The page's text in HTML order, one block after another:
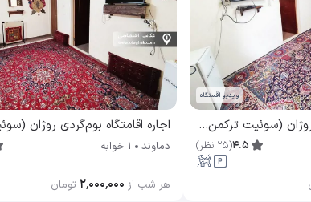
ویدیو اقامتگاه
اجاره اقامتگاه بوم‌گردی روژان (سوئیت ترکمن) دماوند
4.5
(
25 نظر) دماوند 1 خوابه
هر شب از ۲٬۰۰۰٬۰۰۰ تومان